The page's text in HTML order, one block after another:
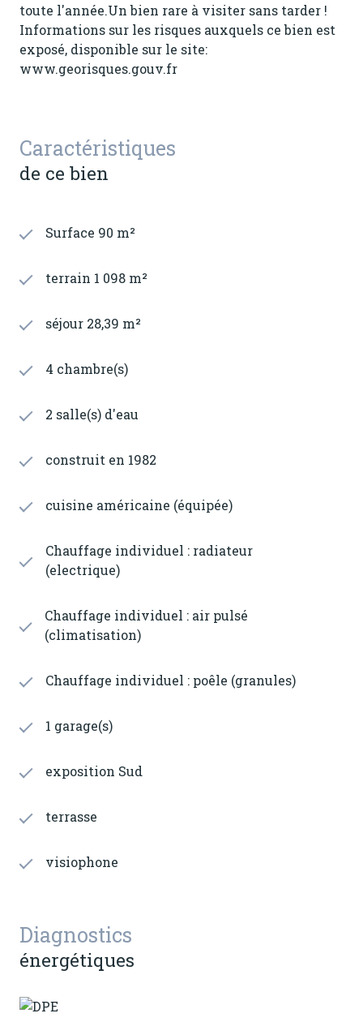
toute l'année.Un bien rare à visiter sans tarder !
Informations sur les risques auxquels ce bien est
exposé, disponible sur le site:
www.georisques.gouv.fr
Caractéristiques
de ce bien
Surface 90 m²
terrain 1 098 m²
séjour 28,39 m²
4 chambre(s)
2 salle(s) d'eau
construit en 1982
cuisine américaine (équipée)
Chauffage individuel : radiateur
(electrique)
Chauffage individuel : air pulsé
(climatisation)
Chauffage individuel : poêle (granules)
1 garage(s)
exposition Sud
terrasse
visiophone
Diagnostics
énergétiques